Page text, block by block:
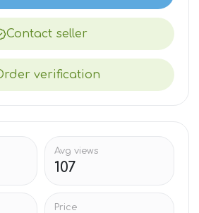
Contact seller
verification
Avg views
107
Price